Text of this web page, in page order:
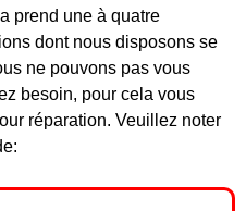
prend une à quatre
dont nous disposons se
ne pouvons pas vous
besoin, pour cela vous
réparation. Veuillez noter